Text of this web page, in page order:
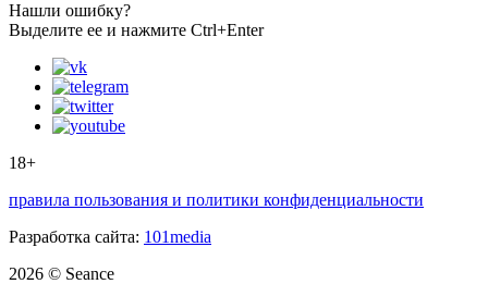
Нашли ошибку?
Выделите ее и нажмите Ctrl+Enter
18+
правила пользования и политики конфиденциальности
Разработка сайта: 101media
2026 © Seance